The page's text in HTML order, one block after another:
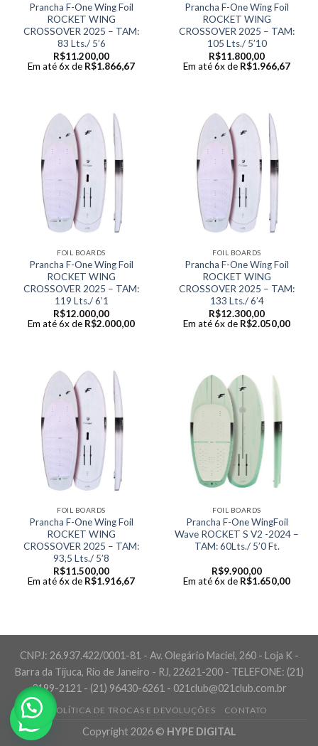
Prancha F-One Wing Foil
ROCKET WING
CROSSOVER 2025 – TAM:
83 Lts./ 5’6
R$11.200,00
Em até 6x de R$1.866,67
Prancha F-One Wing Foil
ROCKET WING
CROSSOVER 2025 – TAM:
105 Lts./ 5’10
R$11.800,00
Em até 6x de R$1.966,67
FOIL BOARDS
Prancha F-One Wing Foil
ROCKET WING
CROSSOVER 2025 – TAM:
119 Lts./ 6’1
R$12.000,00
Em até 6x de R$2.000,00
FOIL BOARDS
Prancha F-One Wing Foil
ROCKET WING
CROSSOVER 2025 – TAM:
133 Lts./ 6’4
R$12.300,00
Em até 6x de R$2.050,00
FOIL BOARDS
Prancha F-One Wing Foil
ROCKET WING
CROSSOVER 2025 – TAM:
93,5 Lts./ 5’8
R$11.500,00
Em até 6x de R$1.916,67
FOIL BOARDS
Prancha F-One WingFoil
Wave ROCKET S V2 -2024 –
TAM: 60Lts./ 5’0 Ft.
R$9.900,00
Em até 6x de R$1.650,00
CNPJ: 26.937.422/0001-81 - Av. Olegário Maciel, 260 - Loja K -
Barra da Tijuca, Rio de Janeiro - RJ, 22621-200 - TELEFONE: (21)
3199-2121 - (21) 96430-6261 - 021club@021club.com.br
POLÍTICA DE TROCAS E DEVOLUÇÕES CONTATO
Copyright 2026 © HYPE DIGITAL